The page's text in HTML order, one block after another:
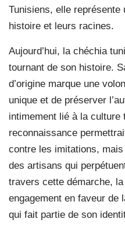
Tunisiens, elle représente
histoire et leurs racines.
Aujourd’hui, la chéchia
tournant de son histoire.
d’origine marque une
unique et de préserver
intimement lié à la culture
reconnaissance
contre les imitations,
des artisans qui
travers cette démarche,
engagement en faveur de
qui fait partie de son